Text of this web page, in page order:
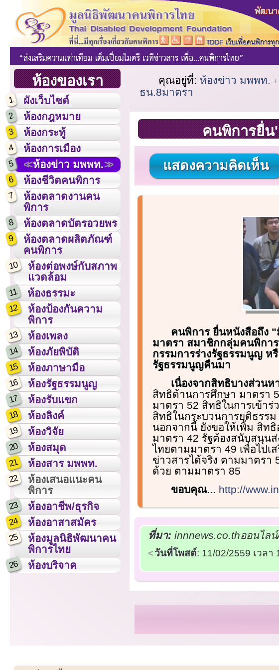
ห้องของเรา
1 ผังเว็บไซต์
2 ห้องกฎหมาย
3 ห้องกระทู้
4 ห้องการเมือง
5 ห้องข่าว มพพท.
6 ห้องชีวิตคนพิการ
7
ห้องตลาดงานคน
พิการ
8 ห้องตลาดบัตรอวยพร
9
ห้องตลาดผลิตภัณฑ์
คนพิการ
10
ห้องต่อพงษ์กับสภาพ
แวดล้อม
11 ห้องธรรมะ
12
ห้องป้องกันความ
พิการ
13 ห้องเพลง
14 ห้องภัยพิบัติ
15 ห้องภาษามือ
16 ห้องรัฐธรรมนูญ
17 ห้องรับแขก
18 ห้องลิงค์
19 ห้องวิจัย
20 ห้องสมุด
21 ห้องสาร มพพท.
22
ห้องเสนอแนะคน
พิการ
23 ห้องอาชีพ/ธุรกิจ
24 ห้องอาสาสมัคร
25
ห้องมูลนิธิพัฒนาคน
พิการไทย
26 ห้องบริจาค
คุณอยู่ที่: ห้องข่าว มพพท.
ธน.8มาตรา
คนพิการยื่น
แสดงความคิดเห็น
คนพิการ ยื่นหนังสือถึง
มาตรา สมาชิกกลุ่มคนพิกา
กรรมการร่างรัฐธรรมนูญ ห
รัฐธรรมนูญคืนมา
เนื่องจากสิทธิบางส่วน
สิทธิด้านการศึกษา มาตรา
มาตรา 52 สิทธิในการเข้า
สิทธิในกระบวนการยุติธรร
นอกจากนี้ ยังขอให้เพิ่ม สิท
มาตรา 42 รัฐต้องสนับสนุน
ไทยตามมาตรา 49 เพื่อไปเ
ข่าวสารได้จริง ตามมาตรา
ด้วย ตามมาตรา 85
ขอบคุณ... http://
ที่มา: innnews.co.thออนไ
วันที่โพสต์: 11/02/2559 เวลา